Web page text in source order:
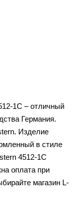
1C – отличный
Германия.
Изделие
в стиле
4512-1C
оплата при
магазин L-